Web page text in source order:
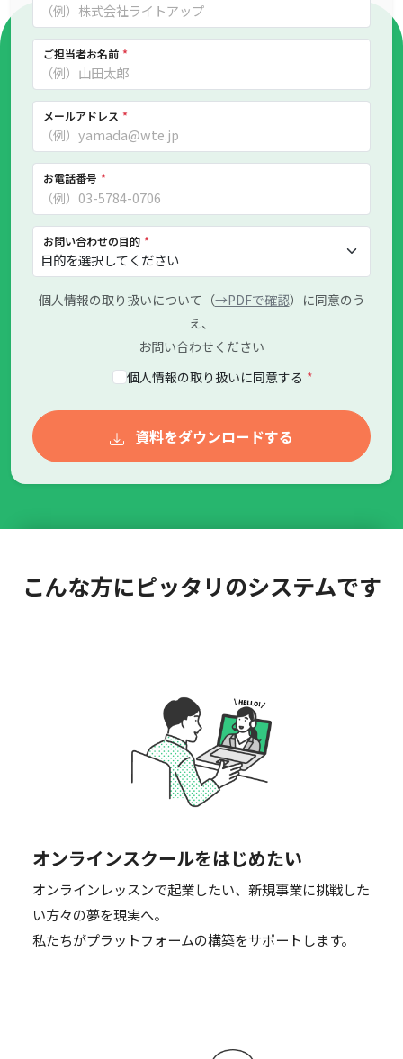
ご担当者お名前 *
メールアドレス *
お電話番号 *
お問い合わせの目的 *
個人情報の取り扱いについて（→PDFで確認）に同意のう
え、
お問い合わせください
個人情報の取り扱いに同意する *
資料をダウンロードする
こんな方にピッタリのシステムです
オンラインスクールをはじめたい
オンラインレッスンで起業したい、新規事業に挑戦した
い方々の夢を現実へ。
私たちがプラットフォームの構築をサポートします。